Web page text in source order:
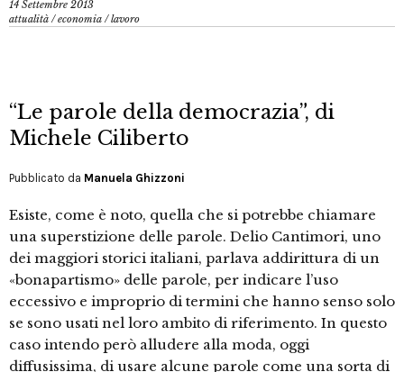
14 Settembre 2013
attualità /economia /lavoro
“Le parole della democrazia”, di
Michele Ciliberto
Pubblicato da Manuela Ghizzoni
Esiste, come è noto, quella che si potrebbe chiamare
una superstizione delle parole. Delio Cantimori, uno
dei maggiori storici italiani, parlava addirittura di un
«bonapartismo» delle parole, per indicare l’uso
eccessivo e improprio di termini che hanno senso solo
se sono usati nel loro ambito di riferimento. In questo
caso intendo però alludere alla moda, oggi
diffusissima, di usare alcune parole come una sorta di